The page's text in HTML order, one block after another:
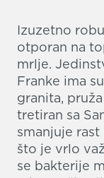
Izuzetno
otporan na
mrlje.
Franke ima
granita,
tretiran sa
smanjuje
što je vrlo
se bakterije